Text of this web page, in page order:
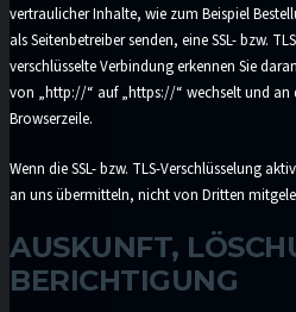
vertraulicher Inhalte, wie zum Beispiel
als Seitenbetreiber senden, eine SSL- bzw.
verschlüsselte Verbindung erkennen Sie
von „http://“ auf „https://“ wechselt und an
Browserzeile.
Wenn die SSL- bzw. TLS-Verschlüsselung
an uns übermitteln, nicht von Dritten
AUSKUNFT,
BERICHTIGUNG